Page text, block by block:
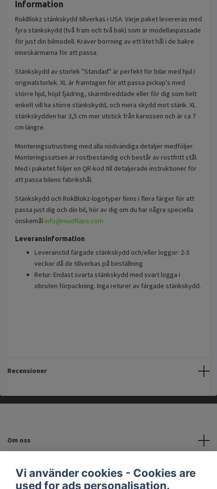
Information
RokBlokz stänkskydd tillverkas i USA. Varje paket levereras med
fyra stänkskydd (två fram och två bak) som är modellanpassade
för just din bilmodell. Kräver borrning av ett litet hål i de bakre
inneskärmarna för att passa.
Stänkskydd av storlek "Standad" är perfekt för bilar med hjul i
originalstorlek. XL är framtagen för att passa pickup's med
större hjul, höjd fjädring, skärmbreddade eller för dig som helt
enkelt vill ha större stänkskydd, och mera skydd mot stänk. XL
stänkskydden har 3,5 cm mer utstick från karossen och är ca 7
cm längre.
Monteringsutrustning med alla nödvändiga detaljer medföljer.
Monteringssatsen är rostbeständig och består av rostfritt stål.
Med i paketet följer en QR-kod till detaljerade instruktioner för
att passa bilens fabrikshål.
Stänkskydd och RokBlokz-logotyper finns i flera färger för att
passa just dig och din bil, hör av dig om du har några speciella
önskemålinfo@mudflaps.com
Leveransinformation
Leveranstid färgade stänkskydd och/eller loggor: 2-3
veckor då de tillverkas på beställning
Retur: Endast svarta stänkskydd med svart logga i
obruten förpackning. Inga returer av färgade stänkskydd.
Recensioner
Om oss
Kundtjänst
Vi använder cookies - Cookies are
used for ads personalisation.